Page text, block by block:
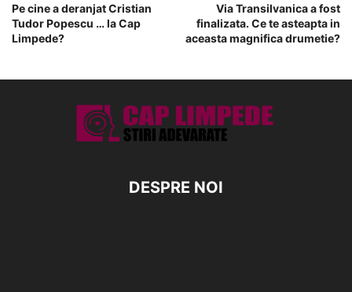
Pe cine a deranjat Cristian
Tudor Popescu … la Cap
Limpede?
Via Transilvanica a fost
finalizata. Ce te asteapta in
aceasta magnifica drumetie?
DESPRE NOI